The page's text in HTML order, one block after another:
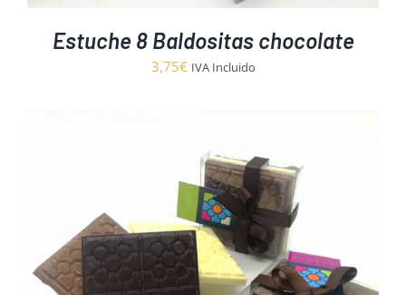
Estuche 8 Baldositas chocolate
3,75€ IVA Incluido